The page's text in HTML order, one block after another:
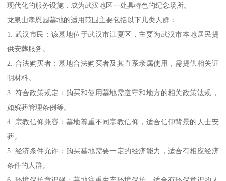
现代化的服务设施，成为武汉地区一处具特色的纪念场所。
龙泉山孝恩园墓地的适用范围主要包括以下几类人群：
1. 武汉市民：该墓地位于武汉市江夏区，主要为武汉市本地居民提
供安葬服务。
2. 合法购买者：墓地合法购买者及其直系亲属使用，需提供相关证
明材料。
3. 符合政策规定：购买和使用墓地需遵守和地方的相关政策法规，
如殡葬管理条例等。
4. 宗教信仰兼容：墓地尊重不同宗教信仰，适合信仰背景的人士安
葬。
5. 经济条件允许：购买墓地需要一定的经济能力，适合有相应经济
条件的人群。